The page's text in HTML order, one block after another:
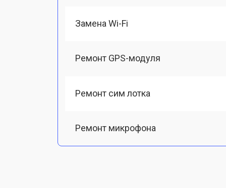
Замена Wi-Fi
Ремонт GPS-модуля
Ремонт сим лотка
Ремонт микрофона